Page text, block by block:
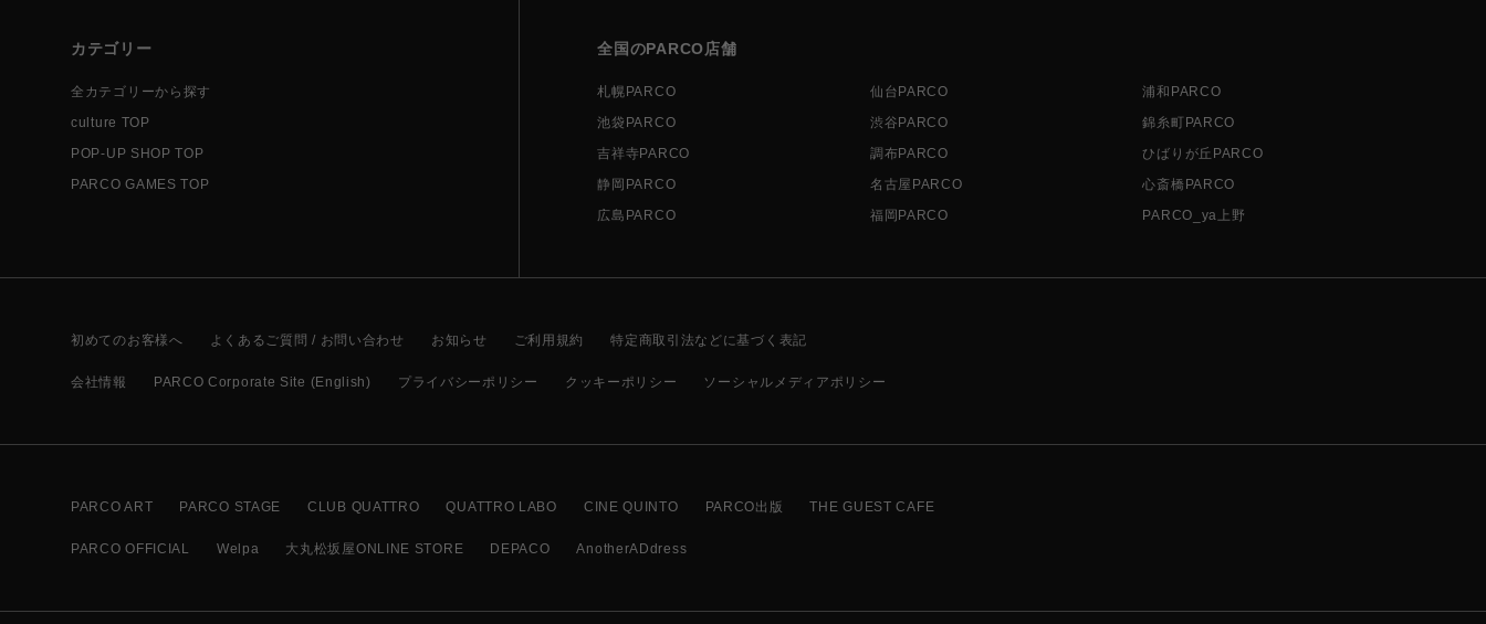
カテゴリー
全カテゴリーから探す
culture TOP
POP-UP SHOP TOP
PARCO GAMES TOP
全国のPARCO店舗
札幌PARCO 仙台PARCO
浦和PARCO
池袋PARCO
渋谷PARCO
錦糸町PARCO
吉祥寺PARCO
調布PARCO
ひばりが丘PARCO
静岡PARCO
名古屋PARCO
心斎橋PARCO
広島PARCO
福岡PARCO PARCO_ya上野
初めてのお客様へ よくあるご質問 / お問い合わせ お知らせ ご利用規約 特定商取引法などに基づく表記
会社情報 PARCO Corporate Site (English) プライバシーポリシー クッキーポリシー ソーシャルメディアポリシー
PARCO ART PARCO STAGE CLUB QUATTRO QUATTRO LABO CINE QUINTO PARCO出版 THE GUEST CAFE
PARCO OFFICIAL Welpa 大丸松坂屋ONLINE STORE DEPACO AnotherADdress